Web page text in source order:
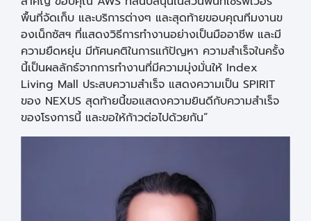
พื้นที่จัดเก็บ และบริการต่างๆ และสุดท้ายขอบคุณทีมงานข
องเน็กซัสฯ ที่แสดงวิธีการทำงานอย่างเป็นมืออาชีพ และมี
ความยืดหยุ่น มีทัศนคติในการแก้ปัญหา ความสำเร็จในครั้ง
นี้เป็นผลลักธ์จากการทำงานที่มีความมุ่งมั่นให้ Index
Living Mall ประสบความสำเร็จ แสดงความเป็น SPIRIT
ของ NEXUS สุดท้ายนี้ขอแสดงความยินดีกับความสำเร็จ
ของโรงการนี้ และขอให้ก้าวต่อไปด้วยกัน”